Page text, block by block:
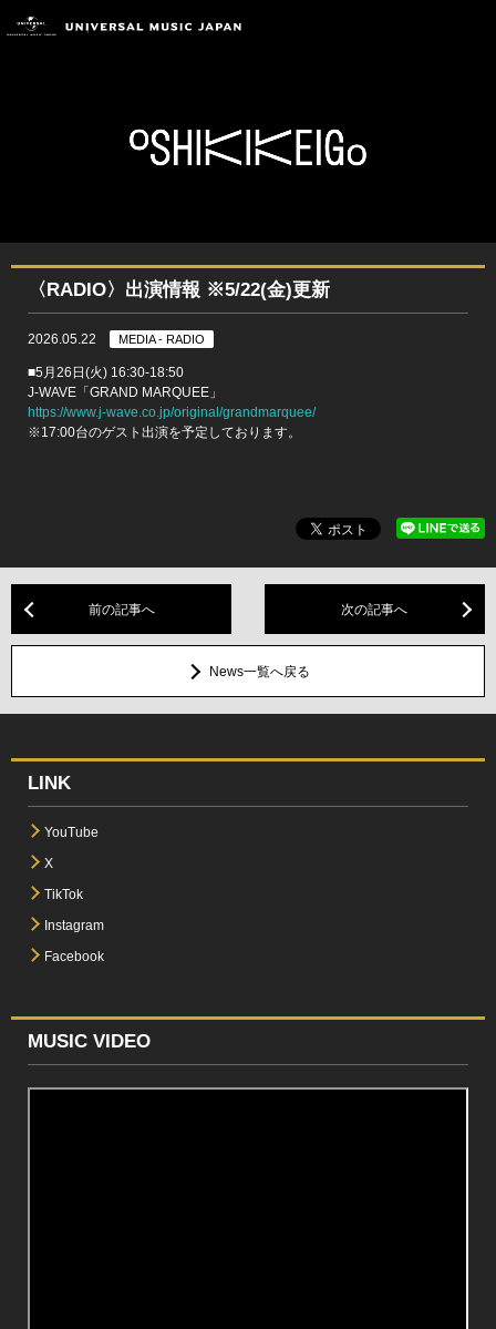
〈RADIO〉出演情報 ※5/22(金)更新
2026.05.22 MEDIA - RADIO
■5月26日(火) 16:30-18:50
J-WAVE「GRAND MARQUEE」
https://www.j-wave.co.jp/original/grandmarquee/
※17:00台のゲスト出演を予定しております。
前の記事へ 次の記事へ
News一覧へ戻る
LINK
YouTube
X
TikTok
Instagram
Facebook
MUSIC VIDEO